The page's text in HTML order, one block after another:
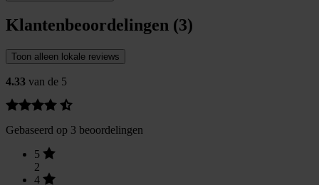
Klantenbeoordelingen (3)
Toon alleen lokale reviews
4.33 van de 5
Gebaseerd op 3 beoordelingen
5
2
4